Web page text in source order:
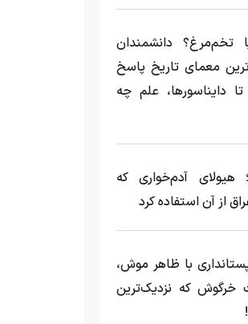
تخم‌مرغ؟ دانشمندان
معمای تاریخ پاسخ
دایناسورها، علم چه
هیولای آدم‌خواری که
از آن استفاده کرد
با ظاهر موش،
که نزدیک‌ترین